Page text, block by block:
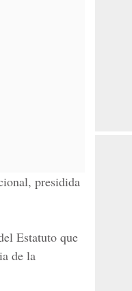
presidida
Estatuto que
de la